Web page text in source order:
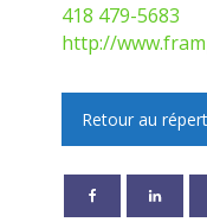
418 479-5683
http://
Retour au